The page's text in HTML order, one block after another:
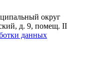
округ
д. 9, помещ. II
данных